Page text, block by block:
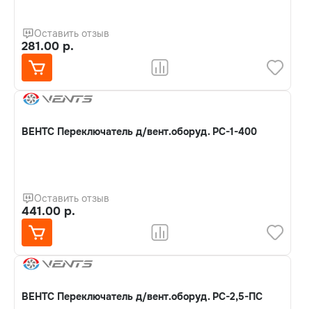
Оставить отзыв
281.00 р.
ВЕНТС Переключатель д/вент.оборуд. РС-1-400
Оставить отзыв
441.00 р.
ВЕНТС Переключатель д/вент.оборуд. РС-2,5-ПС